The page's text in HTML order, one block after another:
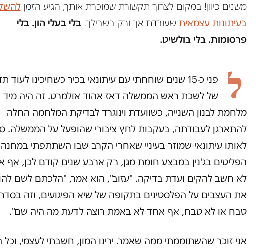
משנים כיוון! במקום לצרוך תקשורת שמוכרת אותך, הגיע הזמן
בעיתונות עצמאית שעובדת אך ורק בשבילך. בלי בעלי הון. בלי
פרסומות. בלי בולשיט.
ל
פני כ-15 שנים שוחחתי עם עיתונאי בכיר כשחיכינו לעוד
של לשכת ראש הממשלה דאז אהוד אולמרט. זה היה מיד
מלחמת לבנון השנייה, כשוועדת וינוגרד לבדיקת המלחמה החלה
להתארגן לעבודתה, בעקבות לחץ ציבורי שהופעל על הממשלה.
לאותו עיתונאי שמוזר בעיניי שאחרי הקרב שבו השתתפתי במחנה
הפליטים בג'נין במבצע חומת מגן, רק ארבע שנים קודם לכן, אף
לא חשב להקים ועדת בדיקה. "עזוב", הוא אמר, "הלכתם לשם
את העצבים על הפלסטינים בתקופה של שיא הפיגועים, וזה
טבח או לא טבח, אף אחד לא באמת רוצה לדעת מה היה שם".
אני זוכר שהשתוממתי ממה שאמר. ירינו המון, חשבתי לעצמי,